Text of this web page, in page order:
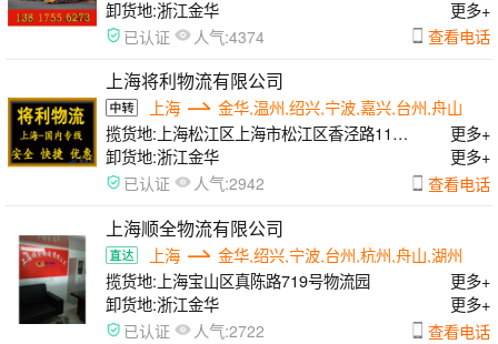
行区曙光路168号，浦东区申江南路555号
卸货地:浙江金华 更多+
已认证 人气:4374 查看电话
上海将利物流有限公司
上海
金华,温州,绍兴,宁波,嘉兴,台州,舟山
揽货地: 上海松江区上海市松江区香泾路115
号7幢
更多+
卸货地:浙江金华 更多+
已认证 人气:2942 查看电话
上海顺全物流有限公司
上海
金华,绍兴,宁波,台州,杭州,舟山,湖州
揽货地: 上海宝山区真陈路719号物流园
更多+
卸货地:浙江金华 更多+
已认证 人气:2722 查看电话